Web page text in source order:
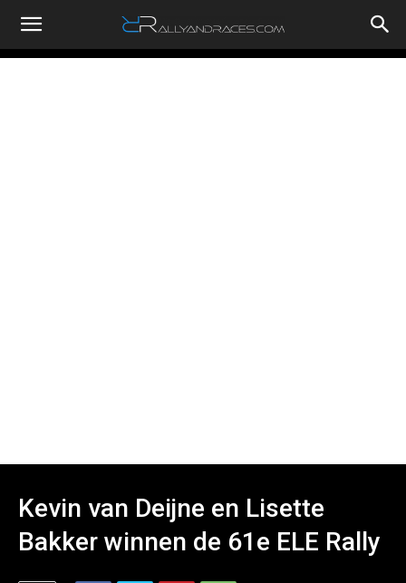
RallyandRaces.com
Kevin van Deijne en Lisette
Bakker winnen de 61e ELE Rally